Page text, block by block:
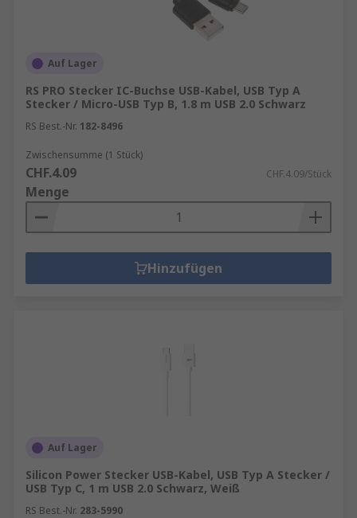
Auf Lager
RS PRO Stecker IC-Buchse USB-Kabel, USB Typ A
Stecker / Micro-USB Typ B, 1.8 m USB 2.0 Schwarz
RS Best.-Nr. 182-8496
Zwischensumme (1 Stück)
CHF.4.09 CHF.4.09/Stück
Menge
Hinzufügen
Auf Lager
Silicon Power Stecker USB-Kabel, USB Typ A Stecker /
USB Typ C, 1 m USB 2.0 Schwarz, Weiß
RS Best.-Nr. 283-5990